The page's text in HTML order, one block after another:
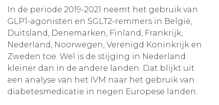
Toegang leeromgeving
In de periode 2019-2021 neemt het gebruik van
GLP1-agonisten en SGLT2-remmers in België,
Duitsland, Denemarken, Finland, Frankrijk,
Nederland, Noorwegen, Verenigd Koninkrijk en
Zweden toe. Wel is de stijging in Nederland
kleiner dan in de andere landen. Dat blijkt uit
een analyse van het IVM naar het gebruik van
diabetesmedicatie in negen Europese landen.